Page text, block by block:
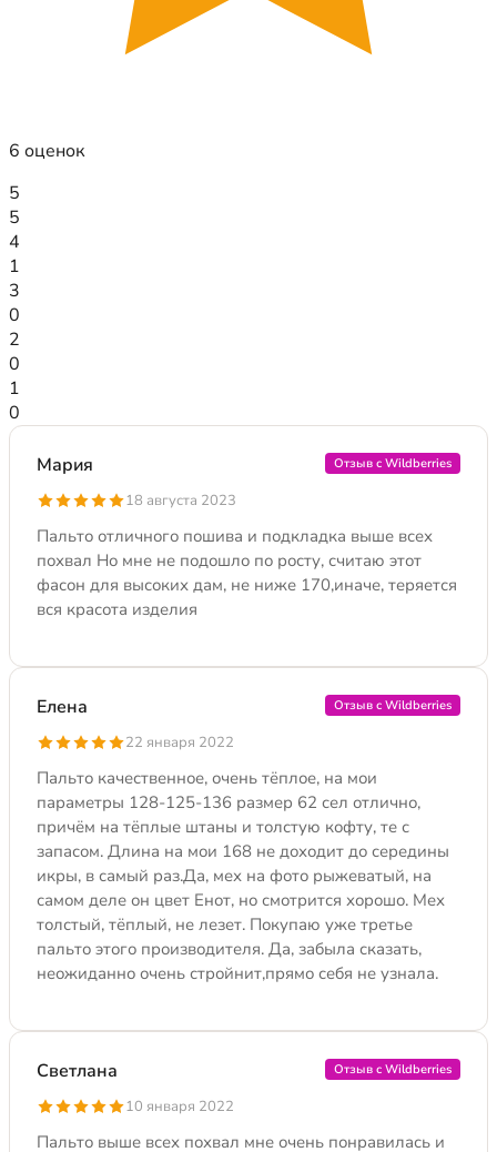
6 оценок
5
5
4
1
3
0
2
0
1
0
Мария Отзыв с Wildberries
18 августа 2023
Пальто отличного пошива и подкладка выше всех
похвал Но мне не подошло по росту, считаю этот
фасон для высоких дам, не ниже 170,иначе, теряется
вся красота изделия
Елена Отзыв с Wildberries
22 января 2022
Пальто качественное, очень тёплое, на мои
параметры 128-125-136 размер 62 сел отлично,
причём на тёплые штаны и толстую кофту, те с
запасом. Длина на мои 168 не доходит до середины
икры, в самый раз.Да, мех на фото рыжеватый, на
самом деле он цвет Енот, но смотрится хорошо. Мех
толстый, тёплый, не лезет. Покупаю уже третье
пальто этого производителя. Да, забыла сказать,
неожиданно очень стройнит,прямо себя не узнала.
Светлана Отзыв с Wildberries
10 января 2022
Пальто выше всех похвал мне очень понравилась и